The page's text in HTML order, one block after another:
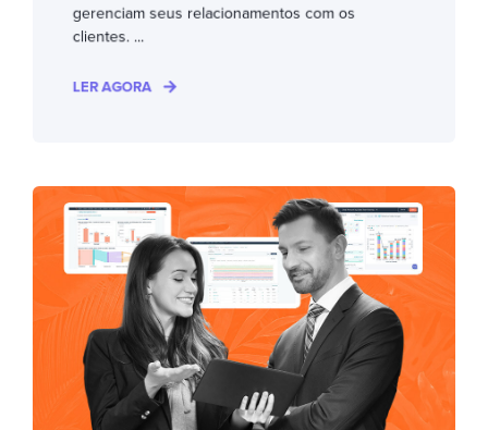
gerenciam seus relacionamentos com os
clientes. ...
LER AGORA